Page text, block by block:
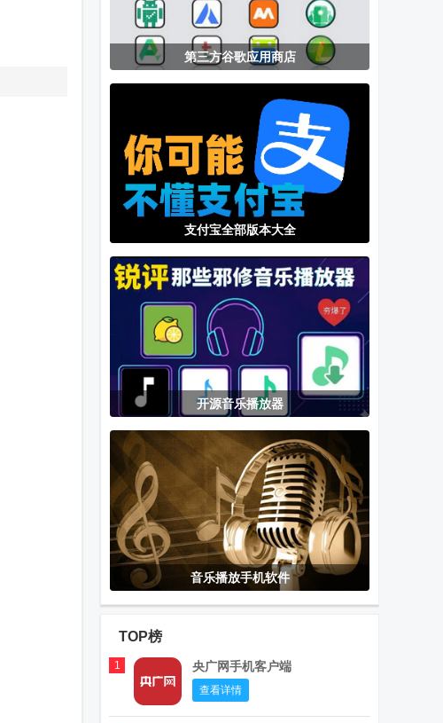
pxvr官方主页
幻路搜索下载
虚拟大师内置
第三方谷歌应用商店
支付宝全部版本大全
开源音乐播放器
音乐播放手机软件
TOP榜
1 央广网手机客户端
查看详情